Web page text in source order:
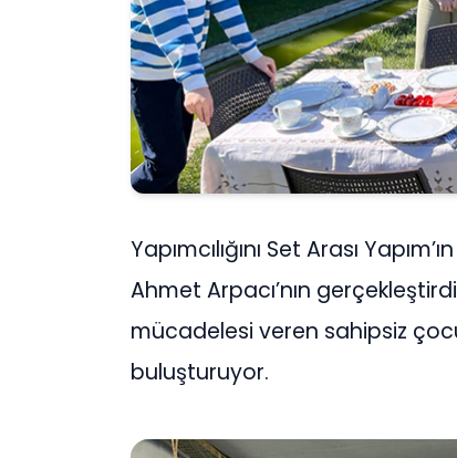
Yapımcılığını Set Arası
Ahmet Arpacı’nın
mücadelesi veren sahipsiz
buluşturuyor.